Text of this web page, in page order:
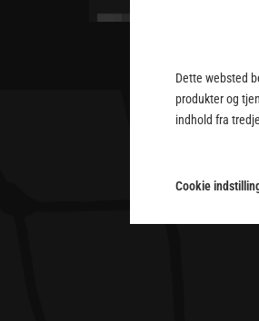
Dette websted
produkter og
indhold fra
Cookie